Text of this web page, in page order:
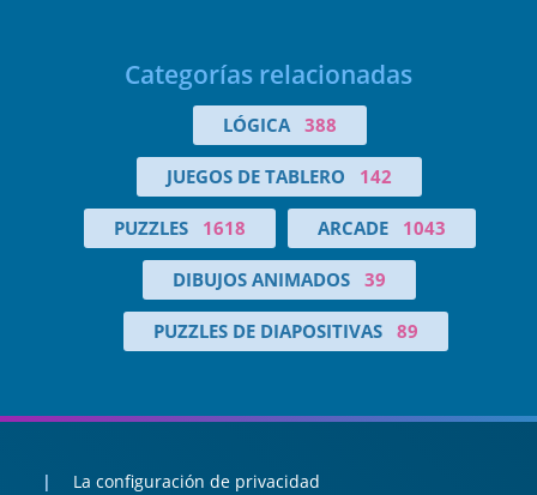
Categorías relacionadas
LÓGICA 388
JUEGOS DE TABLERO 142
PUZZLES 1618 ARCADE 1043
DIBUJOS ANIMADOS 39
PUZZLES DE DIAPOSITIVAS 89
La configuración de privacidad